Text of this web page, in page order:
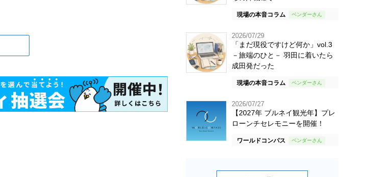
現場の本音コラム
2026/07/29
「まだ現役ですけど何か」vol.3
－旅端のひと－ 羽田に着いたら
成田発だった
現場の本音コラム
2026/07/27
【2027年 ブルネイ観光年】プレ
ローンチセレモニーを開催！
ワールドコンパス